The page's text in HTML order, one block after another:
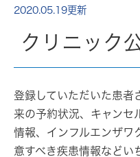
2020.05.19更新
クリニック
登録していただいた患者
来の予約状況、キャンセ
情報、インフルエンザワ
意すべき疾患情報などい